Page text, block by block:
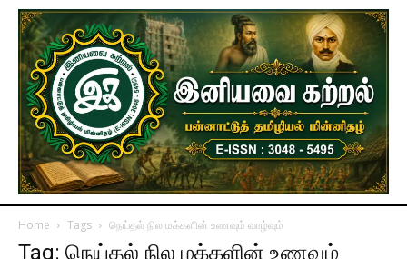
Home Tags நெய்தல் நில மக்களின் உணவும் வாழ்வும்
Tag: நெய்தல் நில மக்களின் உணவும்